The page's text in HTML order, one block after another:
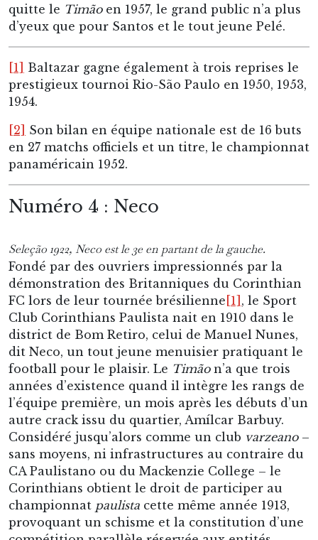
quitte le Timãoen 1957, le grand public n’a plus
d’yeux que pour Santos et le tout jeune Pelé.
[1]
Baltazar gagne également à trois reprises le
prestigieux tournoi Rio-São Paulo en 1950, 1953,
1954.
[2]
Son bilan en équipe nationale est de 16 buts
en 27 matchs officiels et un titre, le championnat
panaméricain 1952.
Numéro 4 : Neco
Seleção 1922, Neco est le 3e en partant de la gauche.
Fondé par des ouvriers impressionnés par la
démonstration des Britanniques du Corinthian
FC lors de leur tournée brésilienne [1] , le Sport
Club Corinthians Paulista nait en 1910 dans le
district de Bom Retiro, celui de Manuel Nunes,
dit Neco, un tout jeune menuisier pratiquant le
football pour le plaisir. Le Timãon’a que trois
années d’existence quand il intègre les rangs de
l’équipe première, un mois après les débuts d’un
autre crack issu du quartier, Amílcar Barbuy.
Considéré jusqu’alors comme un club varzeano–
sans moyens, ni infrastructures au contraire du
CA Paulistano ou du Mackenzie College – le
Corinthians obtient le droit de participer au
championnat paulista cette même année 1913,
provoquant un schisme et la constitution d’une